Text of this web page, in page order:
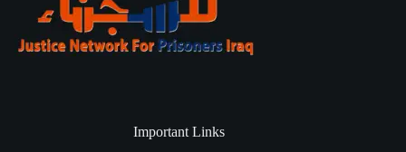
Important Links